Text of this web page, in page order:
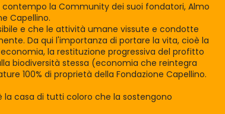
la Community dei suoi fondatori, Almo
Capellino.
e che le attività umane vissute e condotte
Da qui l'importanza di portare la vita, cioè la
la restituzione progressiva del profitto
biodiversità stessa (economia che reintegra
100% di proprietà della Fondazione Capellino.
la casa di tutti coloro che la sostengono